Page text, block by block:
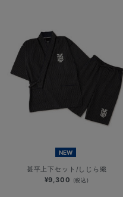
NEW
甚平上下セット/しじら織
¥9,300 (税込)